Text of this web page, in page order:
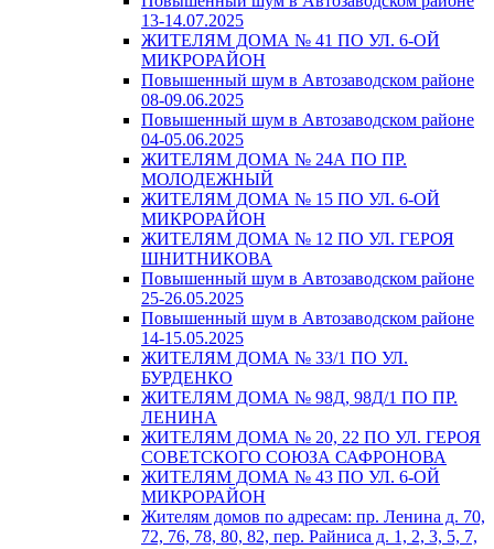
13-14.07.2025
ЖИТЕЛЯМ ДОМА № 41 ПО УЛ. 6-ОЙ
МИКРОРАЙОН
Повышенный шум в Автозаводском районе
08-09.06.2025
Повышенный шум в Автозаводском районе
04-05.06.2025
ЖИТЕЛЯМ ДОМА № 24А ПО ПР.
МОЛОДЕЖНЫЙ
ЖИТЕЛЯМ ДОМА № 15 ПО УЛ. 6-ОЙ
МИКРОРАЙОН
ЖИТЕЛЯМ ДОМА № 12 ПО УЛ. ГЕРОЯ
ШНИТНИКОВА
Повышенный шум в Автозаводском районе
25-26.05.2025
Повышенный шум в Автозаводском районе
14-15.05.2025
ЖИТЕЛЯМ ДОМА № 33/1 ПО УЛ.
БУРДЕНКО
ЖИТЕЛЯМ ДОМА № 98Д, 98Д/1 ПО ПР.
ЛЕНИНА
ЖИТЕЛЯМ ДОМА № 20, 22 ПО УЛ. ГЕРОЯ
СОВЕТСКОГО СОЮЗА САФРОНОВА
ЖИТЕЛЯМ ДОМА № 43 ПО УЛ. 6-ОЙ
МИКРОРАЙОН
Жителям домов по адресам: пр. Ленина д. 70,
72, 76, 78, 80, 82, пер. Райниса д. 1, 2, 3, 5, 7,